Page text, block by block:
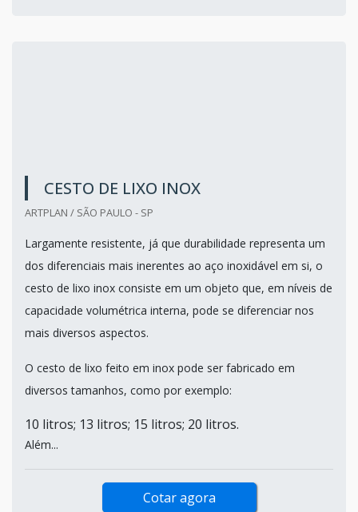
CESTO DE LIXO INOX
ARTPLAN / SÃO PAULO - SP
Largamente resistente, já que durabilidade representa um
dos diferenciais mais inerentes ao aço inoxidável em si, o
cesto de lixo inox consiste em um objeto que, em níveis de
capacidade volumétrica interna, pode se diferenciar nos
mais diversos aspectos.
O cesto de lixo feito em inox pode ser fabricado em
diversos tamanhos, como por exemplo:
10 litros; 13 litros; 15 litros; 20 litros.
Além...
Cotar agora